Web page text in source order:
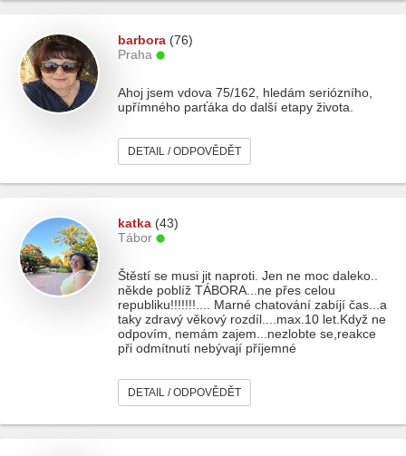
barbora (76)
Praha
Ahoj jsem vdova 75/162, hledám seriózního,
upřímného parťáka do další etapy života.
DETAIL / ODPOVĚDĚT
katka (43)
Tábor
Štěstí se musi jit naproti. Jen ne moc daleko..
někde poblíž TÁBORA...ne přes celou
republiku!!!!!!!.... Marné chatování zabíjí čas...a
taky zdravý věkový rozdíl....max.10 let.Když ne
odpovím, nemám zajem...nezlobte se,reakce
při odmítnutí nebývají příjemné
DETAIL / ODPOVĚDĚT